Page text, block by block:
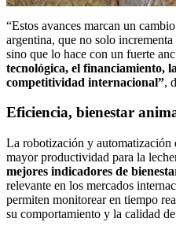
“Estos avances marcan un
argentina, que no solo
sino que lo hace con un fuerte
tecnológica, el financiamiento,
competitividad internacional”,
Eficiencia, bienestar
La robotización y automatización
mayor productividad para la
mejores indicadores de
relevante en los mercados
permiten monitorear en tiempo
su comportamiento y la calidad